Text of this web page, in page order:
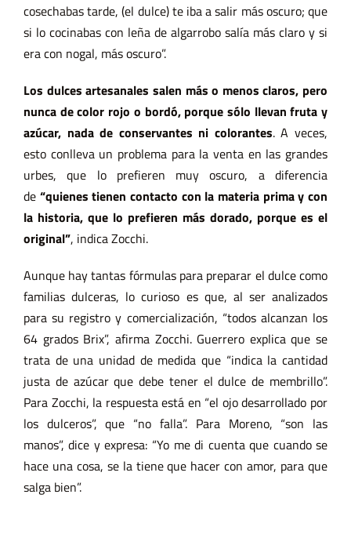
cosechabas tarde, (el dulce) te iba a salir más oscuro; que
si lo cocinabas con leña de algarrobo salía más claro y si
era con nogal, más oscuro”.
Los dulces artesanales salen más o menos claros, pero
nunca de color rojo o bordó, porque sólo llevan fruta y
azúcar, nada de conservantes ni colorantes. A veces,
esto conlleva un problema para la venta en las grandes
urbes, que lo prefieren muy oscuro, a diferencia
de “quienes tienen contacto con la materia prima y con
la historia, que lo prefieren más dorado, porque es el
original”, indica Zocchi.
Aunque hay tantas fórmulas para preparar el dulce como
familias dulceras, lo curioso es que, al ser analizados
para su registro y comercialización, “todos alcanzan los
64 grados Brix”, afirma Zocchi. Guerrero explica que se
trata de una unidad de medida que “indica la cantidad
justa de azúcar que debe tener el dulce de membrillo”.
Para Zocchi, la respuesta está en “el ojo desarrollado por
los dulceros”, que “no falla”. Para Moreno, “son las
manos”, dice y expresa: “Yo me di cuenta que cuando se
hace una cosa, se la tiene que hacer con amor, para que
salga bien”.